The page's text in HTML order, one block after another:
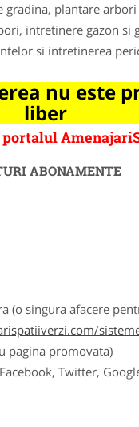
plantare
intretinere gazon si
si intretinerea
nu este
liber
portalul
ABONAMENTE
singura afacere
pagina promovata)
Twitter,